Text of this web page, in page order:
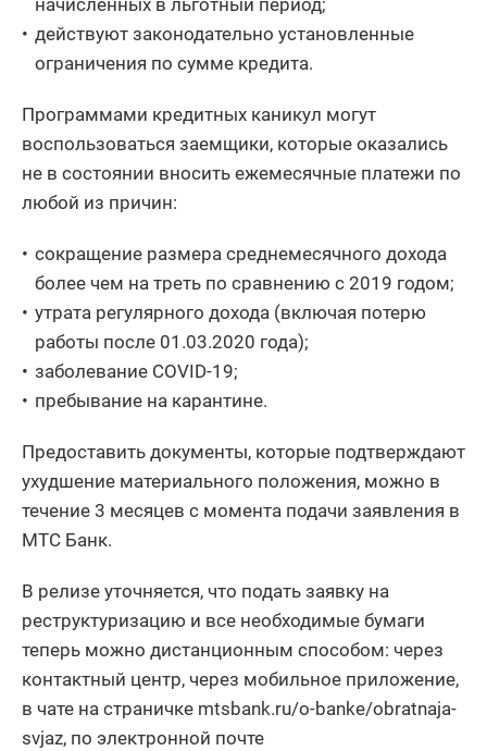
начисленных в льготный период;
действуют законодательно установленные
ограничения по сумме кредита.
Программами кредитных каникул могут
воспользоваться заемщики, которые оказались
не в состоянии вносить ежемесячные платежи по
любой из причин:
сокращение размера среднемесячного дохода
более чем на треть по сравнению с 2019 годом;
утрата регулярного дохода (включая потерю
работы после 01.03.2020 года);
заболевание COVID-19;
пребывание на карантине.
Предоставить документы, которые подтверждают
ухудшение материального положения, можно в
течение 3 месяцев с момента подачи заявления в
МТС Банк.
В релизе уточняется, что подать заявку на
реструктуризацию и все необходимые бумаги
теперь можно дистанционным способом: через
контактный центр, через мобильное приложение,
в чате на страничке mtsbank.ru/o-banke/obratnaja-
svjaz, по электронной почте